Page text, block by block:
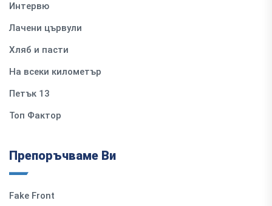
Интервю
Лачени цървули
Хляб и пасти
На всеки километър
Петък 13
Топ Фактор
Препоръчваме Ви
Fake Front